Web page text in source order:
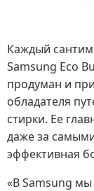
Каждый
Samsung Eco
продуман и
обладателя
стирки. Ее
даже за
эффективная
«В Samsung